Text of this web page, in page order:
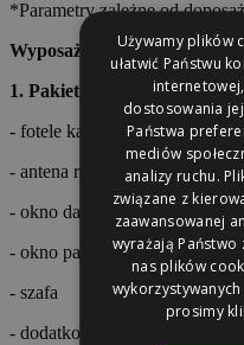
*Parametry zależne od
Wyposażenie pojazdu:
1. Pakiet Basic
- fotele kapitańskie
- antena radiowa w lusterku
- okno dachowe 700x500
- okno panoramiczne nad
- szafa
- dodatkowe gniazda 230V
Używamy plików
ułatwić Państwu
dostosowania
Państwa
mediów
analizy ruchu.
związane z
zaawansowanej
wyrażają
nas plików
prosimy